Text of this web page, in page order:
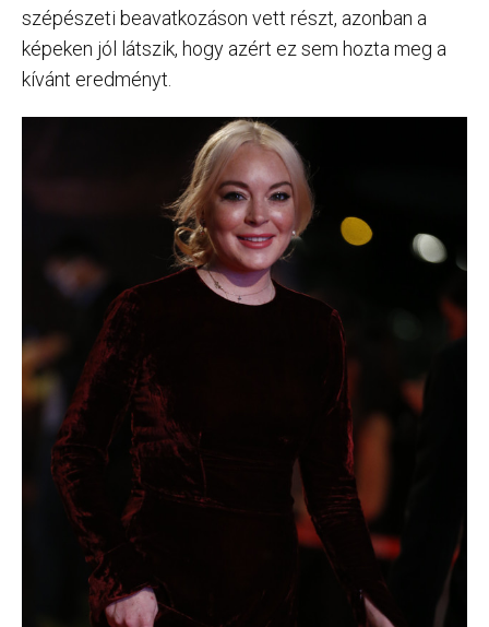
szépészeti beavatkozáson vett részt, azonban a
képeken jól látszik, hogy azért ez sem hozta meg a
kívánt eredményt.